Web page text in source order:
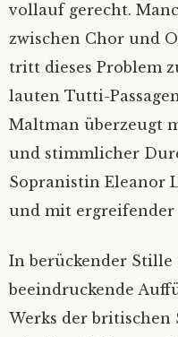
vollauf gerecht.
zwischen Chor und
tritt dieses Problem
lauten Tutti-
Maltman überzeugt
und stimmlicher
Sopranistin Eleanor
und mit
In berückender Stille
beeindruckende
Werks der